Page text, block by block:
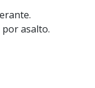
asalto.